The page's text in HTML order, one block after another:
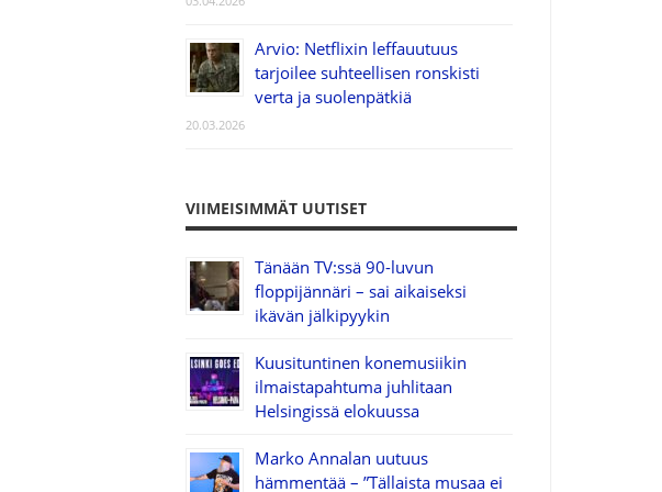
Arvio: Netflixin leffauutuus
tarjoilee suhteellisen ronskisti
verta ja suolenpätkiä
20.03.2026
VIIMEISIMMÄT UUTISET
Tänään TV:ssä 90-luvun
floppijännäri – sai aikaiseksi
ikävän jälkipyykin
Kuusituntinen konemusiikin
ilmaistapahtuma juhlitaan
Helsingissä elokuussa
Marko Annalan uutuus
hämmentää – ”Tällaista musaa ei